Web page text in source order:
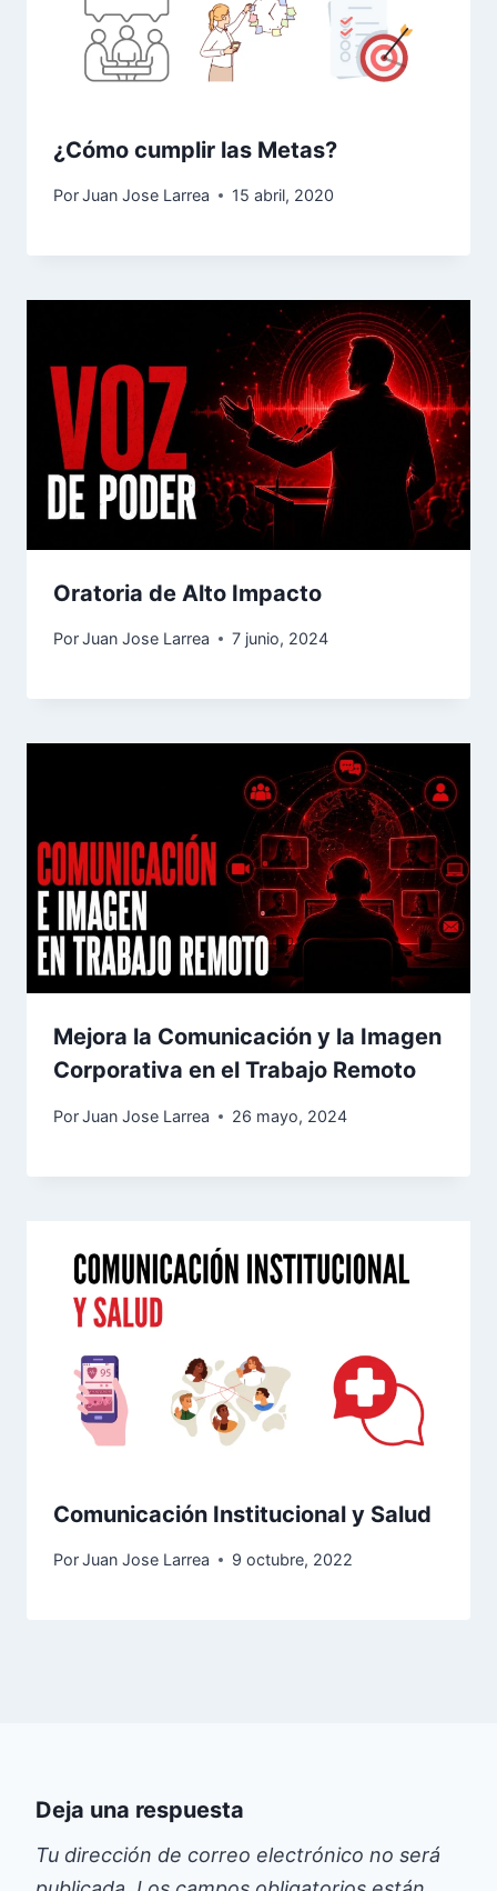
¿Cómo cumplir las Metas?
PorJuan Jose Larrea 15 abril, 2020
Oratoria de Alto Impacto
PorJuan Jose Larrea 7 junio, 2024
Mejora la Comunicación y la Imagen
Corporativa en el Trabajo Remoto
PorJuan Jose Larrea 26 mayo, 2024
Comunicación Institucional y Salud
PorJuan Jose Larrea 9 octubre, 2022
Deja una respuesta
Tu dirección de correo electrónico no será